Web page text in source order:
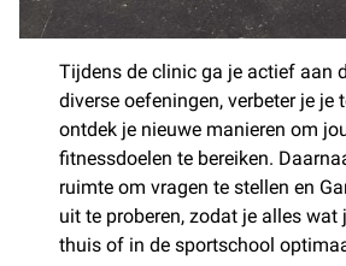
Tijdens de clinic ga je actief aan
diverse oefeningen, verbeter je je
ontdek je nieuwe manieren om
fitnessdoelen te bereiken.
ruimte om vragen te stellen en
uit te proberen, zodat je alles wat
thuis of in de sportschool